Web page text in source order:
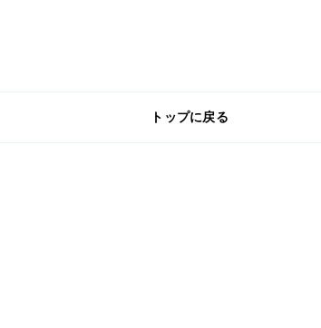
トップに戻る